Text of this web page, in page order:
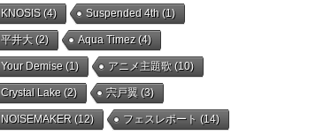
KNOSIS(4) Suspended 4th (1)
平井大(2) Aqua Timez(4)
Your Demise(1) アニメ主題歌 (10)
Crystal Lake(2) 宍戸翼 (3)
NOISEMAKER (12) フェスレポート (14)